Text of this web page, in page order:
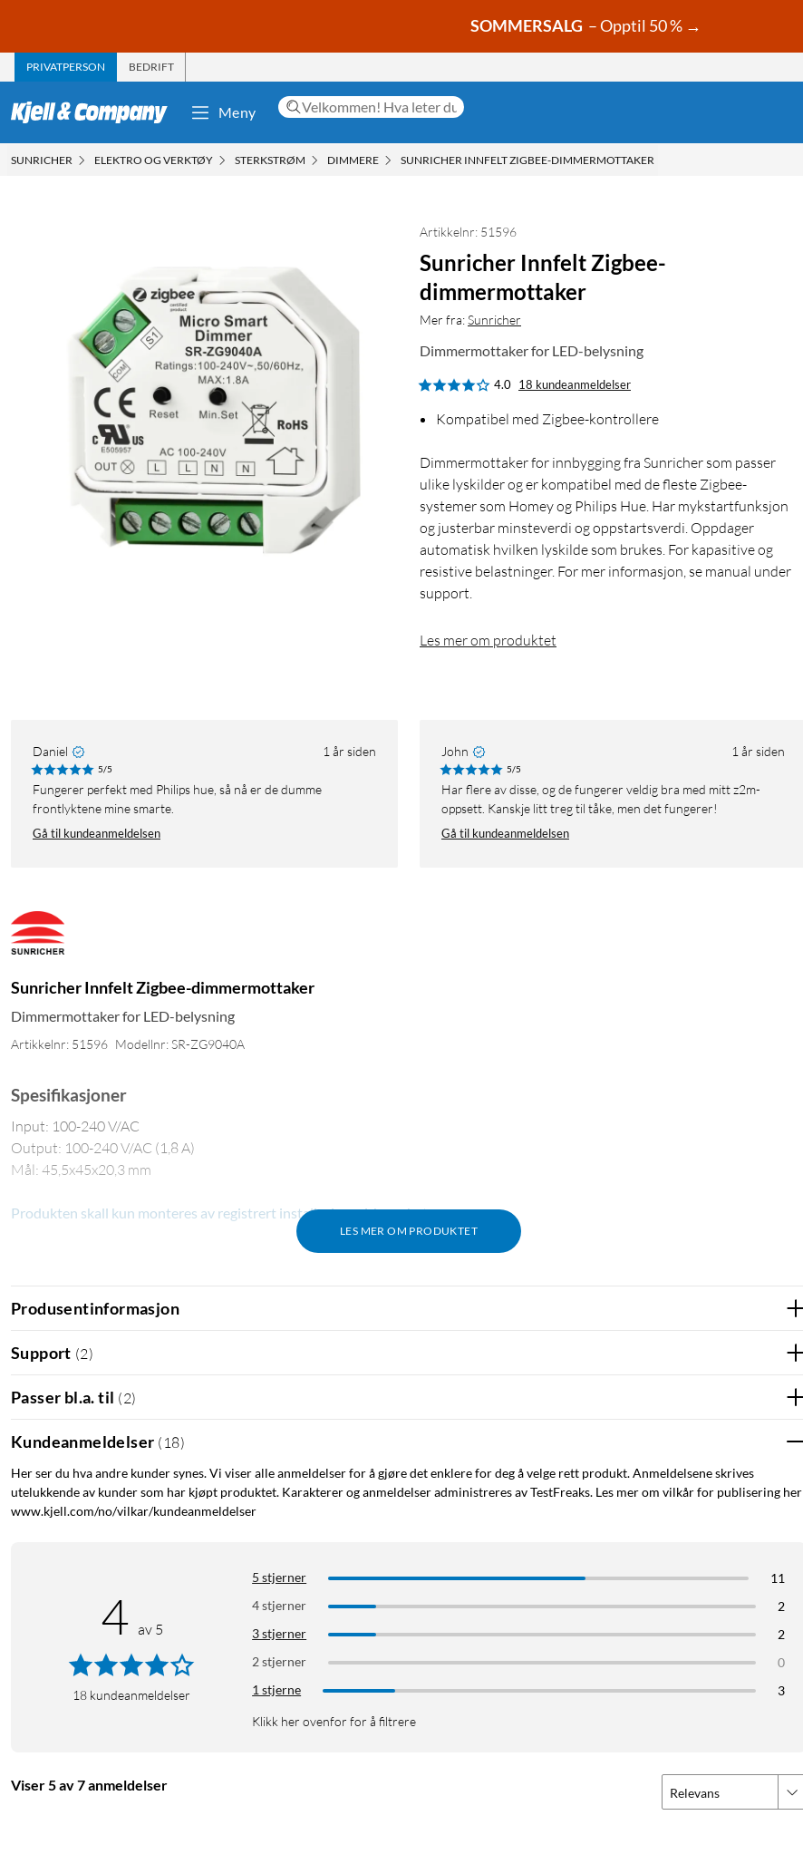
SOMMERSALG – Opptil 50 % →
PRIVATPERSON BEDRIFT
Meny
SUNRICHER ELEKTRO OG VERKTØY STERKSTRØM DIMMERE SUNRICHER INNFELT ZIGBEE-DIMMERMOTTAKER
Artikkelnr: 51596
Sunricher Innfelt Zigbee-
dimmermottaker
Mer fra:Sunricher
Dimmermottaker for LED-belysning
4.0 18 kundeanmeldelser
Kompatibel med Zigbee-kontrollere
Dimmermottaker for innbygging fra Sunricher som passer
ulike lyskilder og er kompatibel med de fleste Zigbee-
systemer som Homey og Philips Hue. Har mykstartfunksjon
og justerbar minsteverdi og oppstartsverdi. Oppdager
automatisk hvilken lyskilde som brukes. For kapasitive og
resistive belastninger. For mer informasjon, se manual under
support.
Les mer om produktet
Daniel 1 år siden
5/5
Fungerer perfekt med Philips hue, så nå er de dumme
frontlyktene mine smarte.
Gå til kundeanmeldelsen
John 1 år siden
5/5
Har flere av disse, og de fungerer veldig bra med mitt z2m-
oppsett. Kanskje litt treg til tåke, men det fungerer!
Gå til kundeanmeldelsen
Sunricher Innfelt Zigbee-dimmermottaker
Dimmermottaker for LED-belysning
Artikkelnr: 51596 Modellnr: SR-ZG9040A
LES MER OM PRODUKTET
Spesifikasjoner
Input: 100-240 V/AC
Output: 100-240 V/AC (1,8 A)
Mål: 45,5x45x20,3 mm
Produkten skall kun monteres av registrert installasjonsvirksomhet
Produsentinformasjon
Support (2)
Passer bl.a. til (2)
Kundeanmeldelser ( 18)
Her ser du hva andre kunder synes. Vi viser alle anmeldelser for å gjøre det enklere for deg å velge rett produkt. Anmeldelsene skrives
utelukkende av kunder som har kjøpt produktet. Karakterer og anmeldelser administreres av TestFreaks. Les mer om vilkår for publisering her
www.kjell.com/no/vilkar/kundeanmeldelser
4 av 5
18 kundeanmeldelser
5 stjerner
11
4 stjerner
2
3 stjerner
2
2 stjerner
0
1 stjerne
3
Klikk her ovenfor for å filtrere
Viser 5 av 7 anmeldelser Relevans